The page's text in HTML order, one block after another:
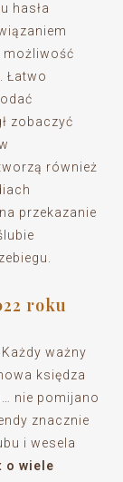
hasła
możliwość
Łatwo
zobaczyć
również
przekazanie
roku
ważny
księdza
nie pomijano
znacznie
i wesela
o wiele